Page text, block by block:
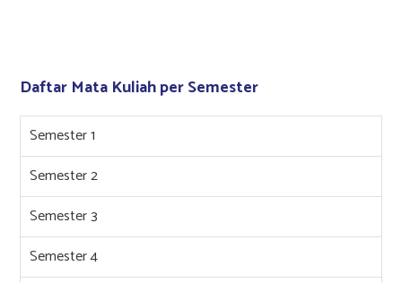
Daftar Mata Kuliah per Semester
Semester 1
Semester 2
Semester 3
Semester 4